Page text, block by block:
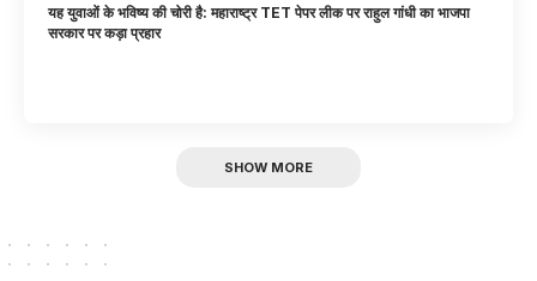
यह युवाओं के भविष्य की चोरी है: महाराष्ट्र TET पेपर लीक पर राहुल गांधी का भाजपा
सरकार पर कड़ा प्रहार
SHOW MORE